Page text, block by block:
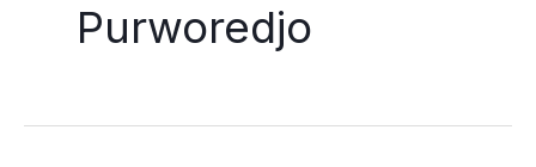
Purworedjo